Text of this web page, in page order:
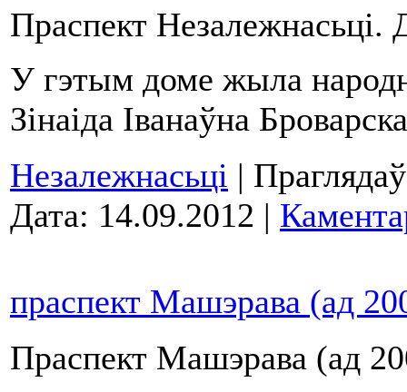
Праспект
У гэтым доме жыла
Зінаіда Іванаўна
Незалежнасьці |
Дата: 14.09.2012 |
праспект Машэрава (ад
Праспект Машэрава (ад